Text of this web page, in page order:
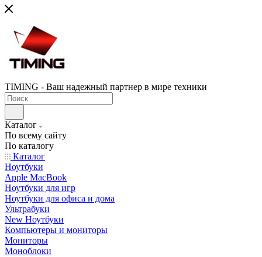
TIMING - Ваш надежный партнер в мире техники
Каталог
По всему сайту
По каталогу
Каталог
Ноутбуки
Apple MacBook
Ноутбуки для игр
Ноутбуки для офиса и дома
Ультрабуки
New Ноутбуки
Компьютеры и мониторы
Мониторы
Моноблоки